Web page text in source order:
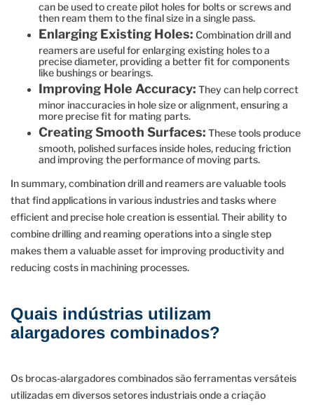
can be used to create pilot holes for bolts or screws and
then ream them to the final size in a single pass.
Enlarging Existing Holes: Combination drill and
reamers are useful for enlarging existing holes to a
precise diameter, providing a better fit for components
like bushings or bearings.
Improving Hole Accuracy: They can help correct
minor inaccuracies in hole size or alignment, ensuring a
more precise fit for mating parts.
Creating Smooth Surfaces: These tools produce
smooth, polished surfaces inside holes, reducing friction
and improving the performance of moving parts.
In summary, combination drill and reamers are valuable tools
that find applications in various industries and tasks where
efficient and precise hole creation is essential. Their ability to
combine drilling and reaming operations into a single step
makes them a valuable asset for improving productivity and
reducing costs in machining processes.
Quais indústrias utilizam
alargadores combinados?
Os brocas-alargadores combinados são ferramentas versáteis
utilizadas em diversos setores industriais onde a criação